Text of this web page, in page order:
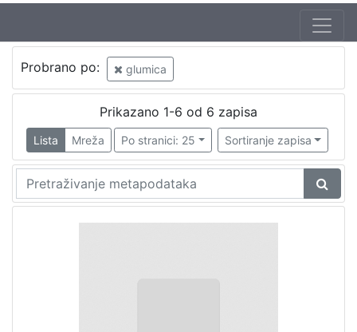
Probrano po: glumica
Prikazano 1-6 od 6 zapisa
Lista Mreža Po stranici: 25 Sortiranje zapisa